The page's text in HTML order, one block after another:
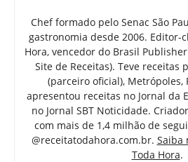
Chef formado pelo Senac São
gastronomia desde 2006. Editor-
Hora, vencedor do Brasil
Site de Receitas). Teve receitas
(parceiro oficial), Metrópoles,
apresentou receitas no Jornal da
no Jornal SBT Noticidade.
com mais de 1,4 milhão de
@receitatodahora.com.br. Saiba
Toda Hora.